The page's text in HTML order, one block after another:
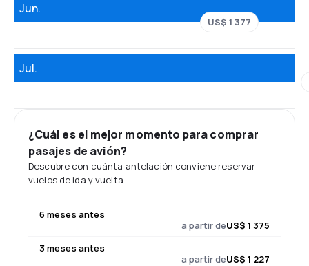
Jun.
US$ 1 377
Jul.
¿Cuál es el mejor momento para comprar
pasajes de avión?
Descubre con cuánta antelación conviene reservar
vuelos de ida y vuelta.
6 meses antes
a partir deUS$ 1 375
3 meses antes
a partir deUS$ 1 227